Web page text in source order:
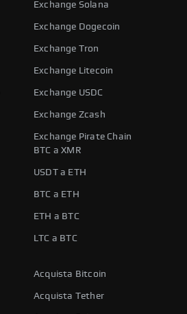
Exchange Solana
Exchange Dogecoin
Exchange Tron
Exchange Litecoin
Exchange USDC
Exchange Zcash
Exchange Pirate Chain
BTC a XMR
USDT a ETH
BTC a ETH
ETH a BTC
LTC a BTC
Acquista Bitcoin
Acquista Tether